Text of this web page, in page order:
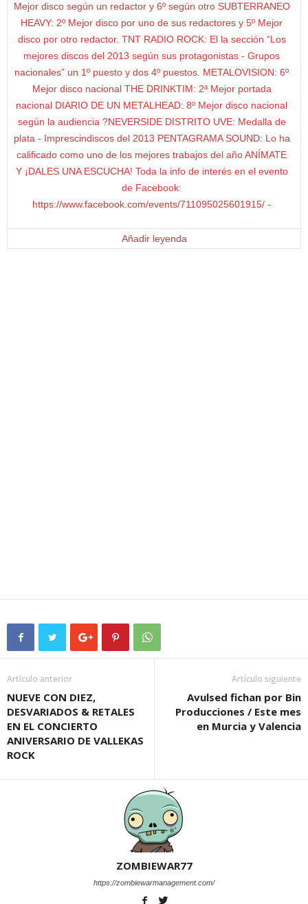
Añadir leyenda
Artículo anterior
NUEVE CON DIEZ,
DESVARIADOS & RETALES
EN EL CONCIERTO
ANIVERSARIO DE VALLEKAS
ROCK
Artículo siguiente
Avulsed fichan por Bin
Producciones / Este mes
en Murcia y Valencia
ZOMBIEWAR77
https://zombiewarmanagement.com/